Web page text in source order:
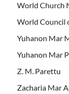
World Church
World Council
Yuhanon Mar
Yuhanon Mar
Z. M. Parettu
Zacharia Mar